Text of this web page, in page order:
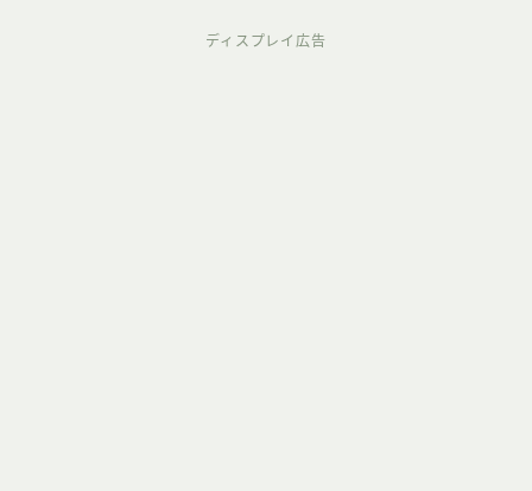
ディスプレイ広告